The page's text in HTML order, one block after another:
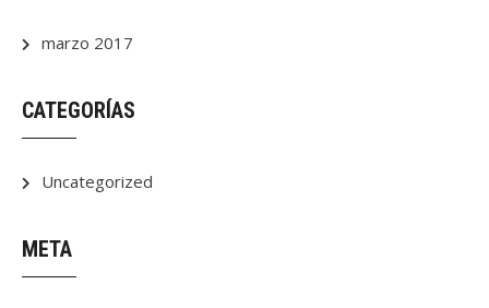
marzo 2017
CATEGORÍAS
Uncategorized
META